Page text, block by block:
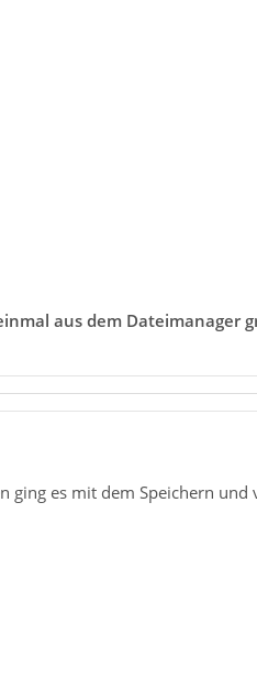
aus dem Dateimanager
ging es mit dem Speichern